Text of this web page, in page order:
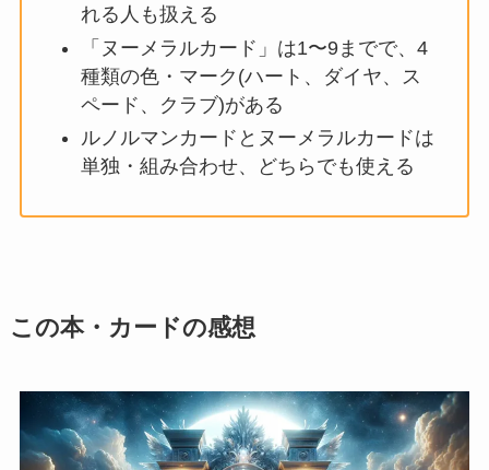
れる人も扱える
「ヌーメラルカード」は1〜9までで、4
種類の色・マーク(ハート、ダイヤ、ス
ペード、クラブ)がある
ルノルマンカードとヌーメラルカードは
単独・組み合わせ、どちらでも使える
この本・カードの感想